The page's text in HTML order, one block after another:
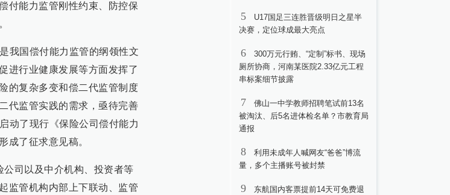
付能力监管刚性约束、防控保
我国偿付能力监管的纲领性文
进行业健康发展等方面发挥了
的复杂多变和偿二代监管制度
代监管实践的需求，亟待完善
动了现行《保险公司偿付能力
成了征求意见稿。
司以及中介机构、投资者等
监管机构内部上下联动、监管
5
U17国足三连胜晋级明日之星半
决赛，定位球成最大亮点
6
300万元行贿、“定制”标书、现场
厕所协商，河南某医院2.33亿元工程
串标案细节披露
7
佛山一中学教师招聘笔试前13名
被淘汰、后5名进体检名单？市教育局
通报
8
利用未成年人喊网友“爸爸”博流
量，多个主播账号被封禁
9
东航国内客票提前14天可免费退